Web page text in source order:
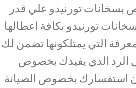
بسخانات تورنيدو علي قدر
تورنيدو بكافة اعطالها
التي يمتلكونها تضمن لك
الذي يفيدك بخصوص
استفسارك بخصوص الصيانة